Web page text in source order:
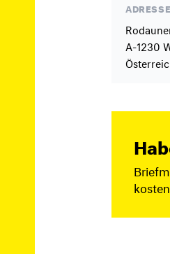
ADRESSE
A-1230